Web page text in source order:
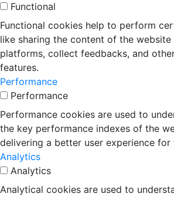
Functional
Functional cookies help to perform
like sharing the content of the website
platforms, collect feedbacks, and
features.
Performance
Performance
Performance cookies are used to
the key performance indexes of the
delivering a better user experience for
Analytics
Analytics
Analytical cookies are used to